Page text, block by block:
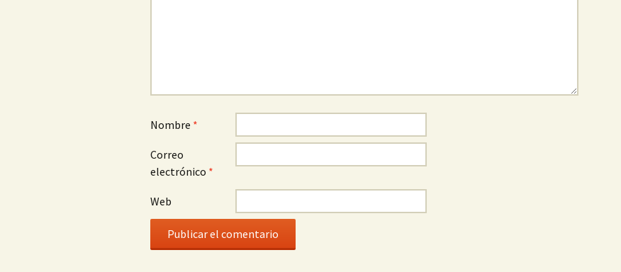
Nombre *
Correo
electrónico *
Web